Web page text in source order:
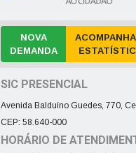
NOVA
DEMANDA
SIC PRESENCIAL
Avenida Balduíno Guedes, 770,
CEP: 58.640-000
HORÁRIO DE